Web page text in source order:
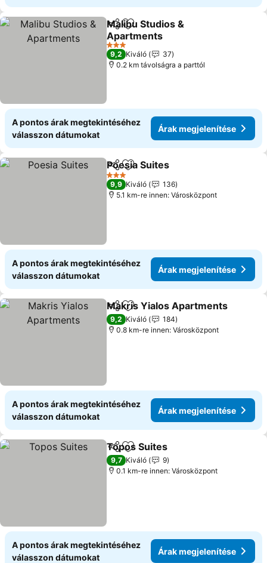
Megosztás
Hozzáadás a kedvencekhez
Malibu Studios &
Apartments
Árak megjelenítése
3 Kategória
9,2 Kiváló
37
0.2 km távolságra a parttól
A pontos árak megtekintéséhez
válasszon dátumokat
Árak megjelenítése
Megosztás
Hozzáadás a kedvencekhez
Poesia Suites
3 Kategória
9,9 Kiváló
136
5.1 km-re innen: Városközpont
A pontos árak megtekintéséhez
válasszon dátumokat
Árak megjelenítése
Megosztás
Hozzáadás a kedvencekhez
Makris Yialos Apartments
9,2 Kiváló
184
0.8 km-re innen: Városközpont
A pontos árak megtekintéséhez
válasszon dátumokat
Árak megjelenítése
Megosztás
Hozzáadás a kedvencekhez
Topos Suites
9,7 Kiváló
9
0.1 km-re innen: Városközpont
A pontos árak megtekintéséhez
válasszon dátumokat
Árak megjelenítése